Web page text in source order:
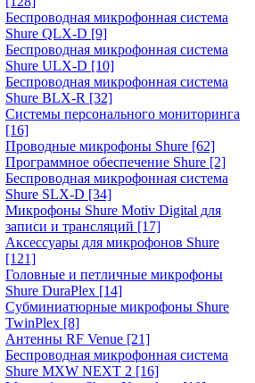
Беспроводная микрофонная система
Shure QLX-D [9]
Беспроводная микрофонная система
Shure ULX-D [10]
Беспроводная микрофонная система
Shure BLX-R [32]
Системы персонального мониторинга
[16]
Проводные микрофоны Shure [62]
Программное обеспечение Shure [2]
Беспроводная микрофонная система
Shure SLX-D [34]
Микрофоны Shure Motiv Digital для
записи и трансляций [17]
Аксессуары для микрофонов Shure
[121]
Головные и петличные микрофоны
Shure DuraPlex [14]
Субминиатюрные микрофоны Shure
TwinPlex [8]
Антенны RF Venue [21]
Беспроводная микрофонная система
Shure MXW NEXT 2 [16]